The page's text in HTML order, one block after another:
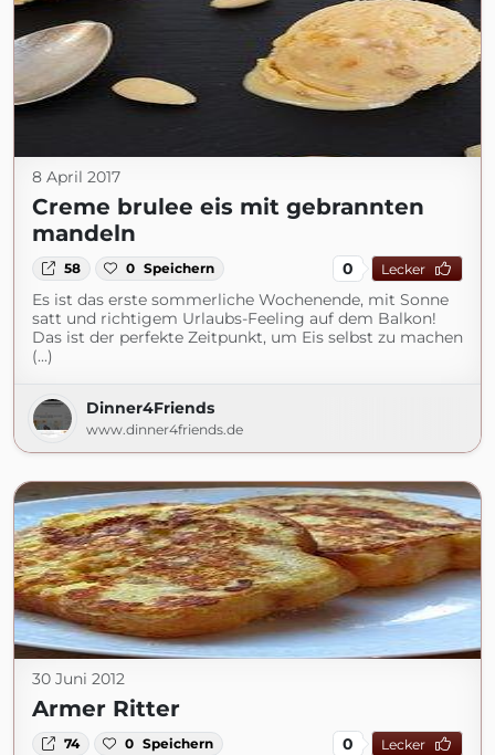
8 April 2017
Creme brulee eis mit gebrannten
mandeln
58 0 Speichern 0 Lecker
Es ist das erste sommerliche Wochenende, mit Sonne
satt und richtigem Urlaubs-Feeling auf dem Balkon!
Das ist der perfekte Zeitpunkt, um Eis selbst zu machen
(...)
Dinner4Friends
www.dinner4friends.de
30 Juni 2012
Armer Ritter
74 0 Speichern 0 Lecker